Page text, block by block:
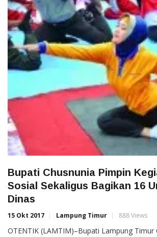
Bupati Chusnunia Pimpin
Sosial Sekaligus Bagikan 16
Dinas
15 Okt 2017 Lampung Timur 888 Views
OTENTIK (LAMTIM)–Bupati Lampung Timur